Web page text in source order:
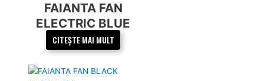
FAIANTA FAN
ELECTRIC BLUE
10,6X12 CM
CITEȘTE MAI MULT